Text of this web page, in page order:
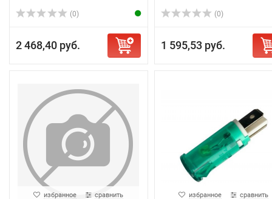
(0)
2 468,40 руб.
(0)
1 595,53 руб.
избранное сравнить избранное сравнить